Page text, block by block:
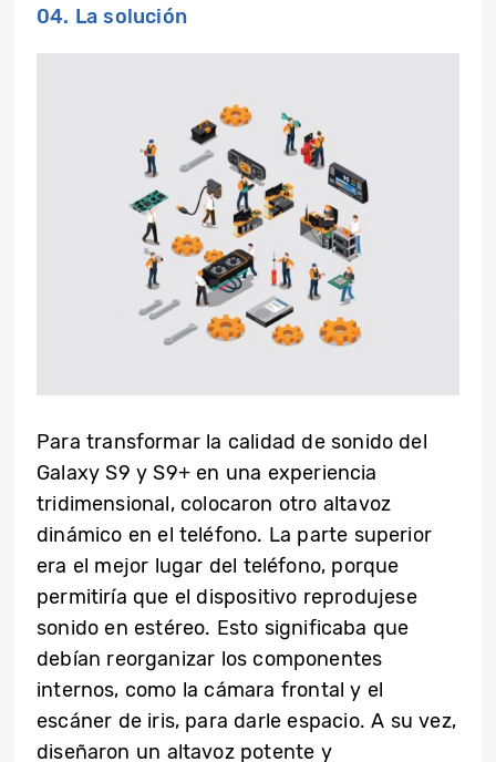
04. La solución
Para transformar la calidad de sonido del
Galaxy S9 y S9+ en una experiencia
tridimensional, colocaron otro altavoz
dinámico en el teléfono. La parte superior
era el mejor lugar del teléfono, porque
permitiría que el dispositivo reprodujese
sonido en estéreo. Esto significaba que
debían reorganizar los componentes
internos, como la cámara frontal y el
escáner de iris, para darle espacio. A su vez,
diseñaron un altavoz potente y